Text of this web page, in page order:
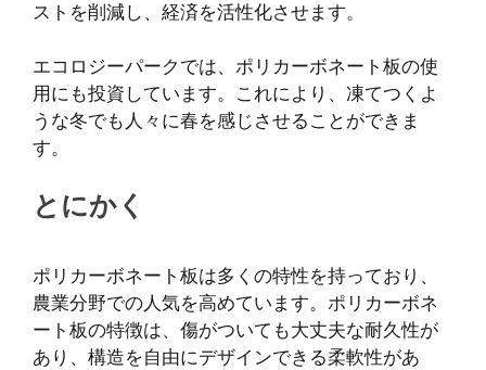
ストを削減し、経済を活性化させます。
エコロジーパークでは、ポリカーボネート板の使
用にも投資しています。これにより、凍てつくよ
うな冬でも人々に春を感じさせることができま
す。
とにかく
ポリカーボネート板は多くの特性を持っており、
農業分野での人気を高めています。ポリカーボネ
ート板の特徴は、傷がついても大丈夫な耐久性が
あり、構造を自由にデザインできる柔軟性があ